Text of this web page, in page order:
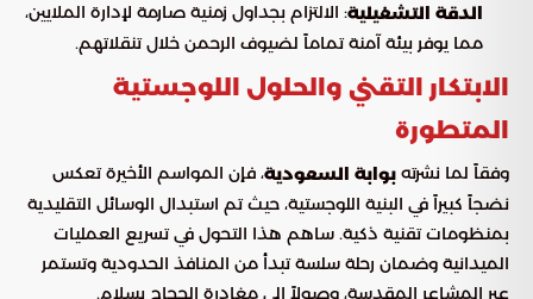
الدقة التشغيلية: الالتزام بجداول زمنية صارمة لإدارة الملايين،
مما يوفر بيئة آمنة تماماً لضيوف الرحمن خلال تنقلاتهم.
الابتكار التقني والحلول اللوجستية
المتطورة
وفقاً لما نشرته بوابة السعودية، فإن المواسم الأخيرة تعكس
نضجاً كبيراً في البنية اللوجستية، حيث تم استبدال الوسائل التقليدية
بمنظومات تقنية ذكية. ساهم هذا التحول في تسريع العمليات
الميدانية وضمان رحلة سلسة تبدأ من المنافذ الحدودية وتستمر
عبر المشاعر المقدسة، وصولاً إلى مغادرة الحجاج بسلام.